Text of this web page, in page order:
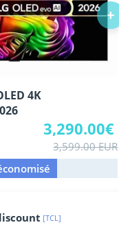
4K
3,290.00€
3,599.00 EUR
+
[TCL]